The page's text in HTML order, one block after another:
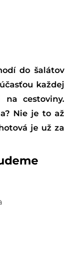
do šalátov
každej
cestoviny.
Nie je to až
je už za